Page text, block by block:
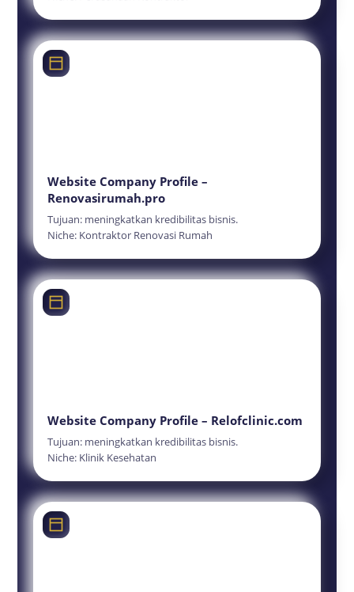
Website Company Profile –
Renovasirumah.pro
Tujuan: meningkatkan kredibilitas bisnis.
Niche: Kontraktor Renovasi Rumah
Website Company Profile – Relofclinic.com
Tujuan: meningkatkan kredibilitas bisnis.
Niche: Klinik Kesehatan